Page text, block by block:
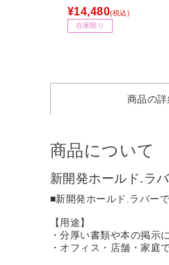
S ARGB ブラック CW-
093-WW
¥14,480(税込)
在庫限り
商品の詳
商品について
新開発ホールド.ラ
■新開発ホールド.ラバー
【用途】
・分厚い書類や本の掲示に
・オフィス・店舗・家庭で